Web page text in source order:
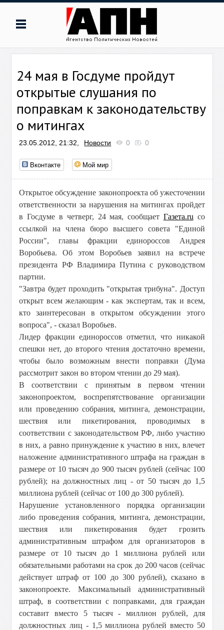
24 мая в Госдуме пройдут
открытые слушания по
поправкам к законодательству
о митингах
23.05.2012, 21:32, Новости 0 0
Вконтакте Мой мир
Открытое обсуждение законопроекта об ужесточении
ответственности за нарушения на митингах пройдет
в Госдуме в четверг, 24 мая, сообщает Газета.ru со
ссылкой на члена бюро высшего совета "Единой
России", главы фракции единороссов Андрея
Воробьева. Об этом Воробьев заявил на встрече
президента РФ Владимира Путина с руководством
партии.
"Завтра будет проходить "открытая трибуна". Доступ
открыт всем желающим - как экспертам, так и всем,
кто заинтересован в открытом обсуждении этого
вопроса", - сказал Воробьев.
Лидер фракции единороссов отметил, что никакой
спешки нет, до второго чтения достаточно времени,
чтобы было возможным внести поправки (Дума
рассмотрит закон во втором чтении до 29 мая).
В соответствии с принятым в первом чтении
законопроектом, воспрепятствование организации
или проведению собрания, митинга, демонстрации,
шествия или пикетирования, проводимых в
соответствии с законодательством РФ, либо участию
в них, а равно принуждение к участию в них, влечет
наложение административного штрафа на граждан в
размере от 10 тысяч до 900 тысяч рублей (сейчас 100
рублей); на должностных лиц - от 50 тысяч до 1,5
миллиона рублей (сейчас от 100 до 300 рублей).
Нарушение установленного порядка организации
либо проведения собрания, митинга, демонстрации,
шествия или пикетирования будет грозить
административным штрафом для организаторов в
размере от 10 тысяч до 1 миллиона рублей или
обязательными работами на срок до 200 часов (сейчас
действует штраф от 100 до 300 рублей), сказано в
законопроекте. Максимальный административный
штраф, в соответствии с поправками, для граждан
составит вместо 5 тысяч - миллион рублей, для
должностных лиц - 1,5 миллиона рублей вместо 50